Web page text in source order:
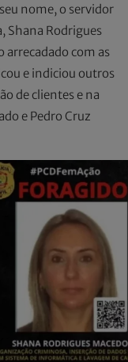
nome, o servidor
Shana Rodrigues
com as
e indiciou outros
de clientes e na
e Pedro Cruz